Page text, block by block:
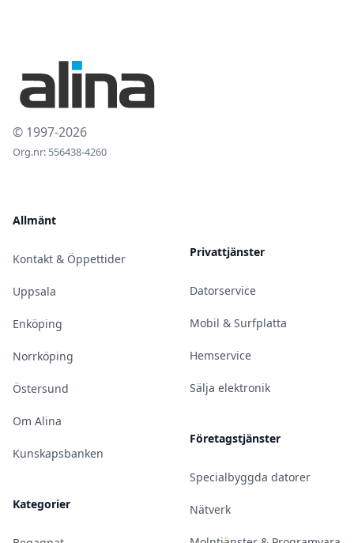
© 1997-2026
Org.nr: 556438-4260
Allmänt
Kontakt & Öppettider
Uppsala
Enköping
Norrköping
Östersund
Om Alina
Kunskapsbanken
Kategorier
Privattjänster
Datorservice
Mobil & Surfplatta
Hemservice
Sälja elektronik
Företagstjänster
Specialbyggda datorer
Nätverk